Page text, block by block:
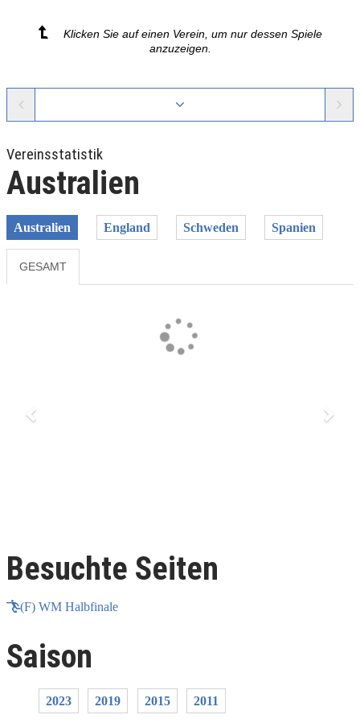
Klicken Sie auf einen Verein, um nur dessen Spiele
anzuzeigen.
Vereinsstatistik
Australien
Australien England Schweden Spanien
GESAMT
Besuchte Seiten
(F) WM Halbfinale
Saison
2023 2019 2015 2011